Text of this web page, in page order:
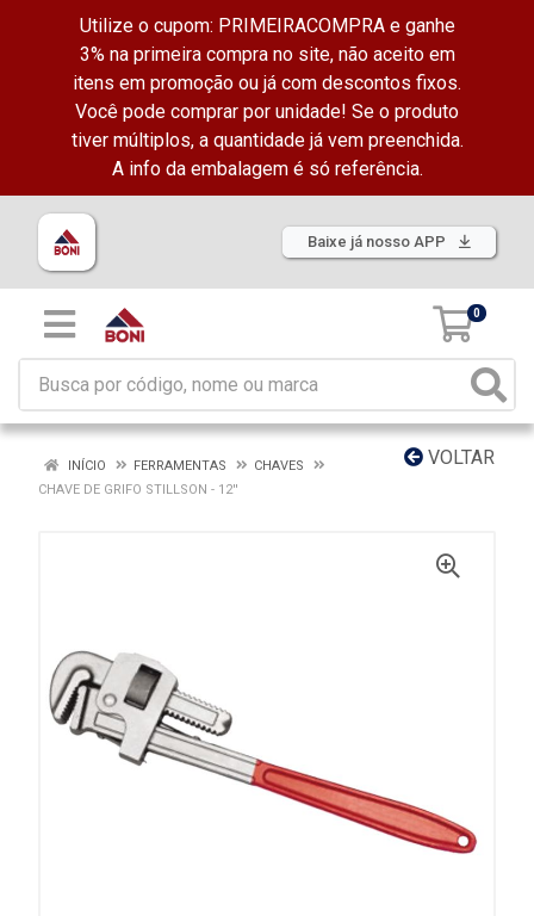
Utilize o cupom: PRIMEIRACOMPRA e ganhe
3% na primeira compra no site, não aceito em
itens em promoção ou já com descontos fixos.
Você pode comprar por unidade! Se o produto
tiver múltiplos, a quantidade já vem preenchida.
A info da embalagem é só referência.
Baixe já nosso APP
0
VOLTAR
INÍCIO FERRAMENTAS
CHAVES
CHAVE DE GRIFO STILLSON - 12''